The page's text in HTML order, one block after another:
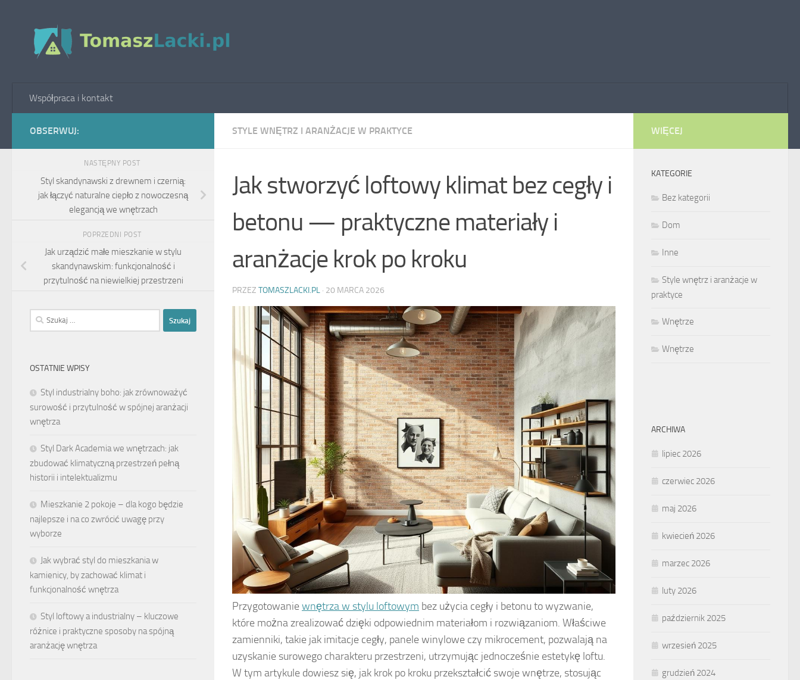
Współpraca i kontakt
STYLE WNĘTRZ I ARANŻACJE W PRAKTYCE
Jak stworzyć loftowy klimat bez cegły i
betonu — praktyczne materiały i
aranżacje krok po kroku
PRZEZ TOMASZLACKI.PL · 20 MARCA 2026
Przygotowaniewnętrza w stylu loftowym bez użycia cegły i betonu to wyzwanie,
które można zrealizować dzięki odpowiednim materiałom i rozwiązaniom. Właściwe
zamienniki, takie jak imitacje cegły, panele winylowe czy mikrocement, pozwalają na
uzyskanie surowego charakteru przestrzeni, utrzymując jednocześnie estetykę loftu.
W tym artykule dowiesz się, jak krok po kroku przekształcić swoje wnętrze, stosując
OBSERWUJ:
NASTĘPNY POST
Styl skandynawski z drewnem i czernią:
jak łączyć naturalne ciepło z nowoczesną
elegancją we wnętrzach
POPRZEDNI POST
Jak urządzić małe mieszkanie w stylu
skandynawskim: funkcjonalność i
przytulność na niewielkiej przestrzeni
Szukaj:
OSTATNIE WPISY
Styl industrialny boho: jak zrównoważyć
surowość i przytulność w spójnej aranżacji
wnętrza
Styl Dark Academia we wnętrzach: jak
zbudować klimatyczną przestrzeń pełną
historii i intelektualizmu
Mieszkanie 2 pokoje – dla kogo będzie
najlepsze i na co zwrócić uwagę przy
wyborze
Jak wybrać styl do mieszkania w
kamienicy, by zachować klimat i
funkcjonalność wnętrza
Styl loftowy a industrialny – kluczowe
różnice i praktyczne sposoby na spójną
aranżację wnętrza
WIĘCEJ
KATEGORIE
Bez kategorii
Dom
Inne
Style wnętrz i aranżacje w
praktyce
Wnętrze
Wnętrze
ARCHIWA
lipiec 2026
czerwiec 2026
maj 2026
kwiecień 2026
marzec 2026
luty 2026
październik 2025
wrzesień 2025
grudzień 2024